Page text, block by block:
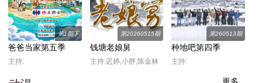
第1期下
爸爸当家第五季
主持:
第20260515期
钱塘老娘舅
主持:迟婷,小胖,陈金林
第260513期
种地吧第四季
主持: